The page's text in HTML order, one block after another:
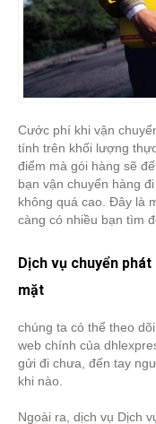
Cước phí khi vận
tính trên khối lượng
điểm mà gói hàng sẽ
bạn vận chuyển hàng
không quá cao. Đây là
càng có nhiều bạn tìm
Dịch vụ chuyển
mặt
chúng ta có thể theo
web chính của
gửi đi chưa, đến tay
khi nào.
Ngoài ra, dịch vụ Dịch